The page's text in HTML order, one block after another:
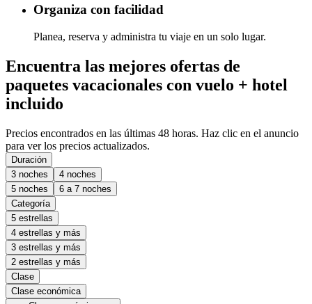
Organiza con facilidad
Planea, reserva y administra tu viaje en un solo lugar.
Encuentra las mejores ofertas de
paquetes vacacionales con vuelo + hotel
incluido
Precios encontrados en las últimas 48 horas. Haz clic en el anuncio
para ver los precios actualizados.
Duración
3 noches
4 noches
5 noches
6 a 7 noches
Categoría
5 estrellas
4 estrellas y más
3 estrellas y más
2 estrellas y más
Clase
Clase económica